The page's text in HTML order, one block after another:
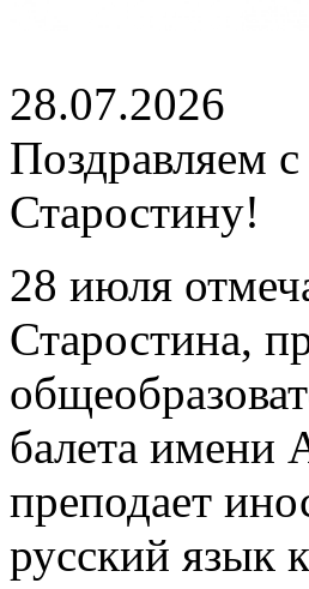
28.07.2026
Поздравляем
Старостину!
28 июля
Старостина,
балета имени
преподает
русский язык